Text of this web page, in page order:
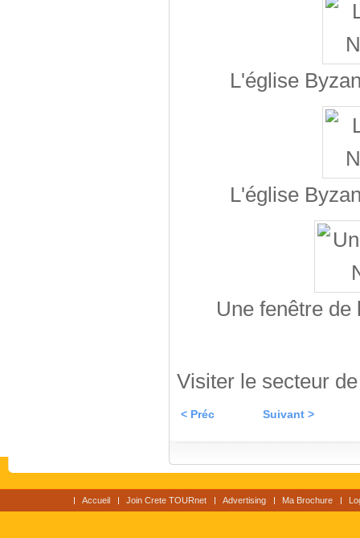
L'église
L'église
Une fenêtre
Visiter le secteur
< Préc Suivant >
Accueil Join Crete TOURnet Advertising Ma Brochure